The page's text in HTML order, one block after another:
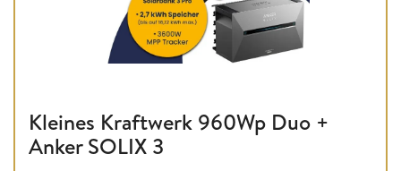
Kleines Kraftwerk 960Wp Duo +
Anker SOLIX 3